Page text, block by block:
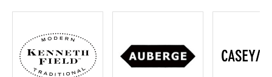
プライバシーポリシー
特定商取引法について
お問い合わせ